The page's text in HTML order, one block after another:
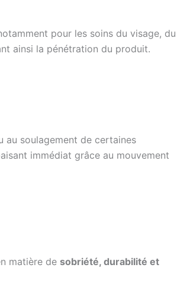
pour les soins du visage, du
ainsi la pénétration du produit.
au soulagement de certaines
immédiat grâce au mouvement
matière de sobriété, durabilité et